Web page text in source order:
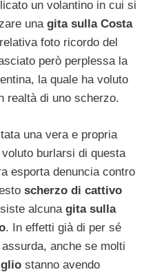
un volantino in cui si
una gita sulla Costa
foto ricordo del
però perplessa la
la quale ha voluto
realtà di uno scherzo.
una vera e propria
burlarsi di questa
esporta denuncia contro
scherzo di cattivo
alcuna gita sulla
. In effetti già di per sé
anche se molti
stanno avendo